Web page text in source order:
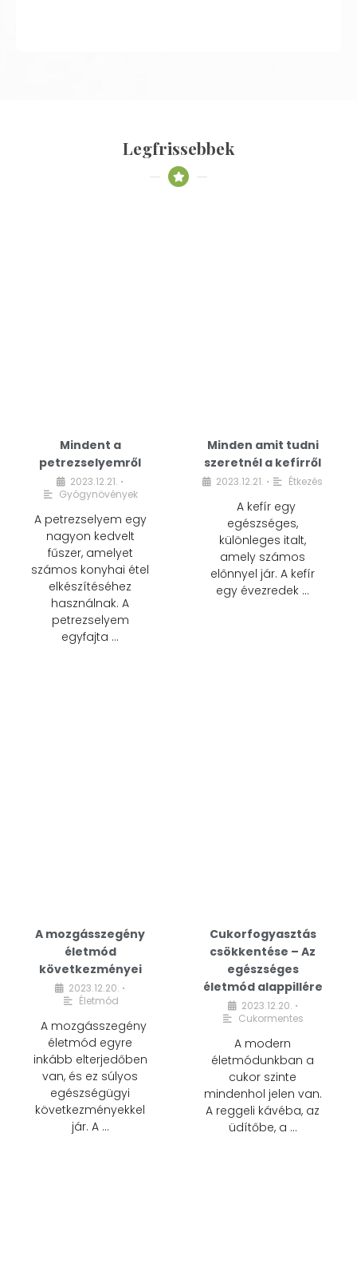
Legfrissebbek
Mindent a
petrezselyemről
2023.12.21. •
Gyógynövények
A petrezselyem egy
nagyon kedvelt
fűszer, amelyet
számos konyhai étel
elkészítéséhez
használnak. A
petrezselyem
egyfajta …
Minden amit tudni
szeretnél a kefírről
2023.12.21. • Étkezés
A kefír egy
egészséges,
különleges italt,
amely számos
előnnyel jár. A kefír
egy évezredek …
A mozgásszegény
életmód
következményei
2023.12.20. •
Életmód
A mozgásszegény
életmód egyre
inkább elterjedőben
van, és ez súlyos
egészségügyi
következményekkel
jár. A …
Cukorfogyasztás
csökkentése – Az
egészséges
életmód alappillére
2023.12.20. •
Cukormentes
A modern
életmódunkban a
cukor szinte
mindenhol jelen van.
A reggeli kávéba, az
üdítőbe, a …